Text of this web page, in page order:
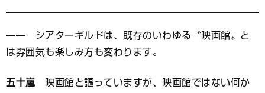
―― シアターギルドは、既存のいわゆる〝映画館〟と
は雰囲気も楽しみ方も変わります。
五十嵐 映画館と謳っていますが、映画館ではない何か